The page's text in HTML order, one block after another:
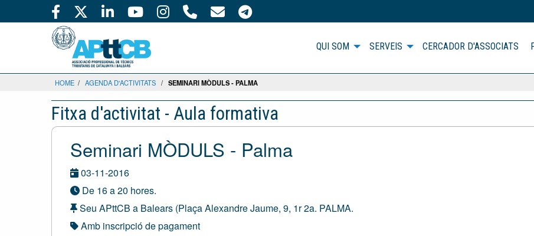
QUI SOM SERVEIS CERCADOR D'ASSOCIATS
HOME / AGENDA D'ACTIVITATS / SEMINARI MÒDULS - PALMA
Fitxa d'activitat - Aula formativa
Seminari MÒDULS - Palma
03-11-2016
De 16 a 20 hores.
Seu APttCB a Balears (Plaça Alexandre Jaume, 9, 1r 2a. PALMA.
Amb inscripció de pagament